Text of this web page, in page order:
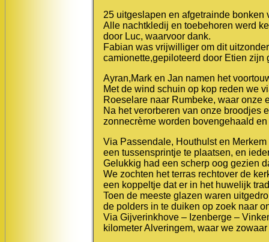
25 uitgeslapen en afgetrainde bonken
Alle nachtkledij en toebehoren werd
door Luc, waarvoor dank.
Fabian was vrijwilliger om dit
camionette,gepiloteerd door Etien
Ayran,Mark en Jan namen het
Met de wind schuin op kop reden we
Roeselare naar Rumbeke, waar onze
Na het verorberen van onze
zonnecrème worden bovengehaald
Via Passendale, Houthulst en
een tussensprintje te plaatsen, en
Gelukkig had een scherp oog gezien
We zochten het terras rechtover de
een koppeltje dat er in het huwelijk
Toen de meeste glazen waren
de polders in te duiken op zoek naar
Via Gijverinkhove – Izenberge –
kilometer Alveringem, waar we